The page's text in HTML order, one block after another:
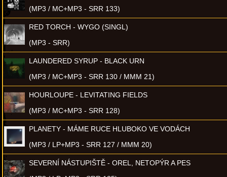
(MP3 / MC+MP3 - SRR 133)
RED TORCH - WYGO (SINGL)
(MP3 - SRR)
LAUNDERED SYRUP - BLACK URN
(MP3 / MC+MP3 - SRR 130 / MMM 21)
HOURLOUPE - LEVITATING FIELDS
(MP3 / MC+MP3 - SRR 128)
PLANETY - MÁME RUCE HLUBOKO VE VODÁCH
(MP3 / LP+MP3 - SRR 127 / MMM 20)
SEVERNÍ NÁSTUPIŠTĚ - OREL, NETOPÝR A PES